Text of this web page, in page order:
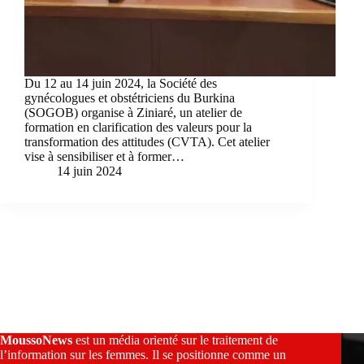
Du 12 au 14 juin 2024, la Société des
gynécologues et obstétriciens du Burkina
(SOGOB) organise à Ziniaré, un atelier de
formation en clarification des valeurs pour la
transformation des attitudes (CVTA). Cet atelier
vise à sensibiliser et à former…
14 juin 2024
MoussoNews est un média orienté sur le traitement de
l’information sur les femmes. Il se positionne comme un